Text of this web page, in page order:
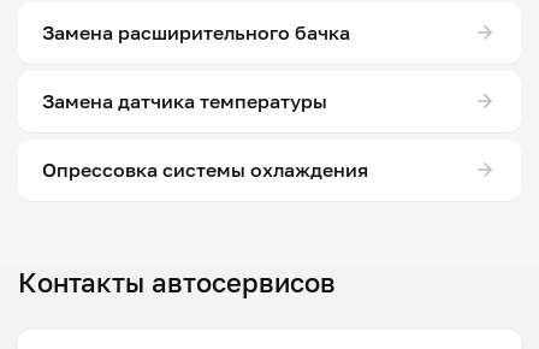
Замена расширительного бачка
Замена датчика температуры
Опрессовка системы охлаждения
Контакты автосервисов